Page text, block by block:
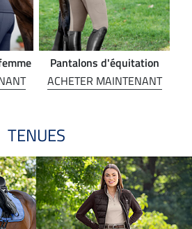
Pantalons d'équitation
ACHETER MAINTENANT
TENUES